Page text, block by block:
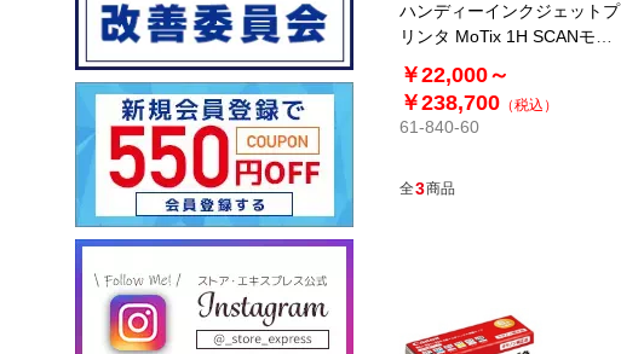
ハンディーインクジェットプ
リンタ MoTix 1H SCANモデ
ル(スキャナー付き)
￥22,000～
￥238,700 （税込）
61-840-60
全3商品